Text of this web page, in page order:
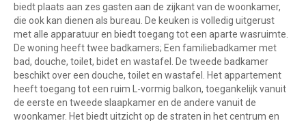
biedt plaats aan zes gasten aan de zijkant van de woonkamer,
die ook kan dienen als bureau. De keuken is volledig uitgerust
met alle apparatuur en biedt toegang tot een aparte wasruimte.
De woning heeft twee badkamers; Een familiebadkamer met
bad, douche, toilet, bidet en wastafel. De tweede badkamer
beschikt over een douche, toilet en wastafel. Het appartement
heeft toegang tot een ruim L-vormig balkon, toegankelijk vanuit
de eerste en tweede slaapkamer en de andere vanuit de
woonkamer. Het biedt uitzicht op de straten in het centrum en